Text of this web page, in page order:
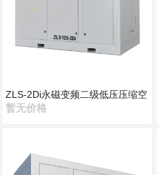
ZLS-2Di永磁变频二级低压压缩空
压机
暂无价格